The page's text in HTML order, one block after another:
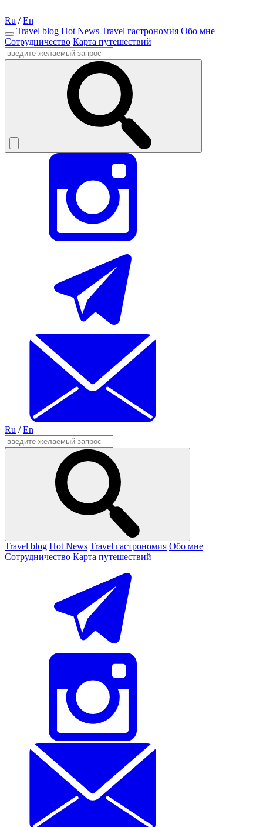
Ru /En
Travel blog Hot News Travel гастрономия Обо мне
Сотрудничество Карта путешествий
Ru /En
Travel blog Hot News Travel гастрономия Обо мне
Сотрудничество Карта путешествий